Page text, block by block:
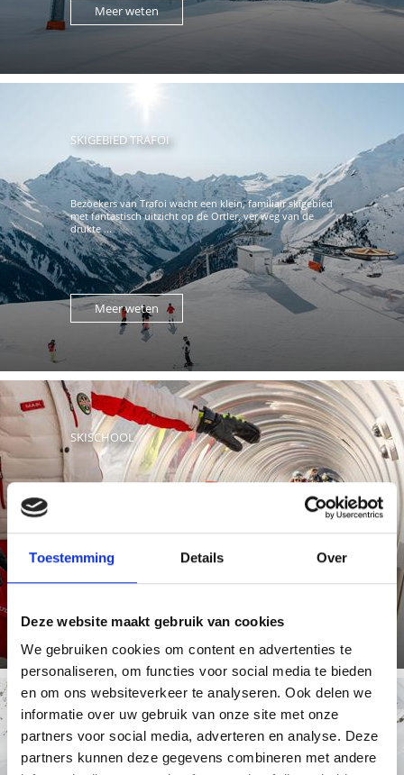
Toestemming Details Over
Deze website maakt gebruik van cookies
We gebruiken cookies om content en advertenties te
personaliseren, om functies voor social media te bieden
en om ons websiteverkeer te analyseren. Ook delen we
informatie over uw gebruik van onze site met onze
partners voor social media, adverteren en analyse. Deze
partners kunnen deze gegevens combineren met andere
Meer weten
SKIGEBIED TRAFOI
Bezoekers van Trafoi wacht een klein, familiair skigebied
met fantastisch uitzicht op de Ortler, ver weg van de
drukte ...
Meer weten
SKISCHOOL
In de skischool Sulden kunnen cursisten profiteren van